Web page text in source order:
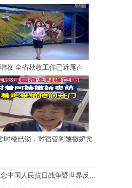
收 全省秋收工作已近尾声
时楼已锁，对宿管阿姨撒娇卖
人民抗日战争暨世界反法西斯战争胜